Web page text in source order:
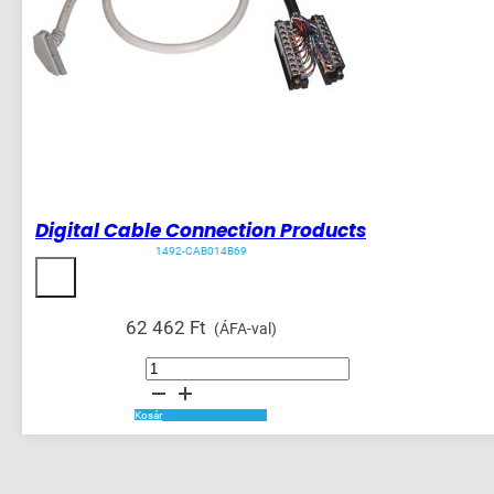
Digital Cable Connection Products
1492-CAB014B69
62 462 Ft (ÁFA-val)
Digital
Cable
Connection
Products
mennyiség
Kosár